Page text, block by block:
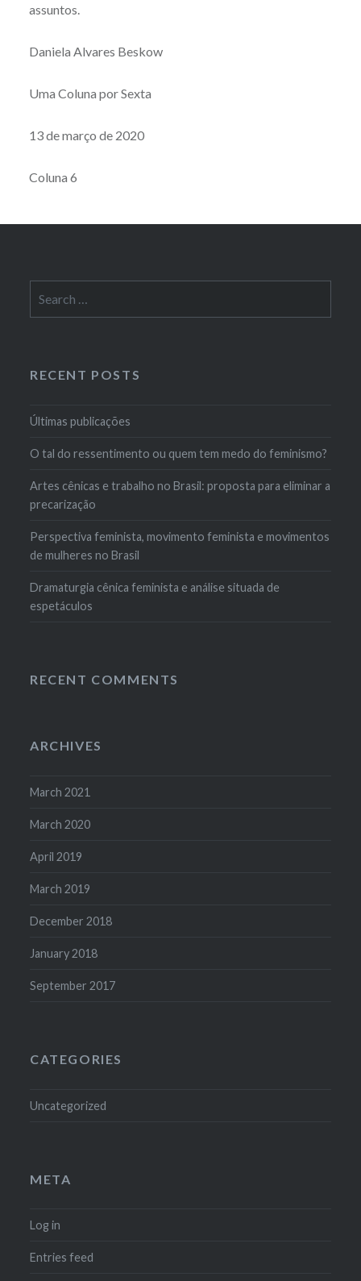
assuntos.
Daniela Alvares Beskow
Uma Coluna por Sexta
13 de março de 2020
Coluna 6
for:
RECENT POSTS
Últimas publicações
O tal do ressentimento ou quem tem medo do feminismo?
Artes cênicas e trabalho no Brasil: proposta para eliminar a
precarização
Perspectiva feminista, movimento feminista e movimentos
de mulheres no Brasil
Dramaturgia cênica feminista e análise situada de
espetáculos
RECENT COMMENTS
ARCHIVES
March 2021
March 2020
April 2019
March 2019
December 2018
January 2018
September 2017
CATEGORIES
Uncategorized
META
Log in
Entries feed